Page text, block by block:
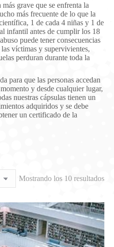
grave que se enfrenta la
más frecuente de lo que la
1 de cada 4 niñas y 1 de
infantil antes de cumplir los 18
puede tener consecuencias
víctimas y supervivientes,
perduran durante toda la
para que las personas accedan
y desde cualquier lugar,
nuestras cápsulas tienen un
adquiridos y se debe
un certificado de la
Mostrando los 10 resultados